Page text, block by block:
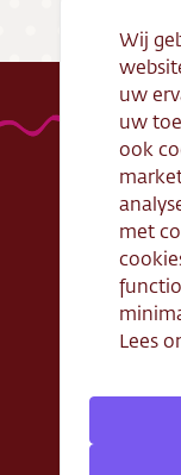
Wij
uw
uw
ook
met
Lees